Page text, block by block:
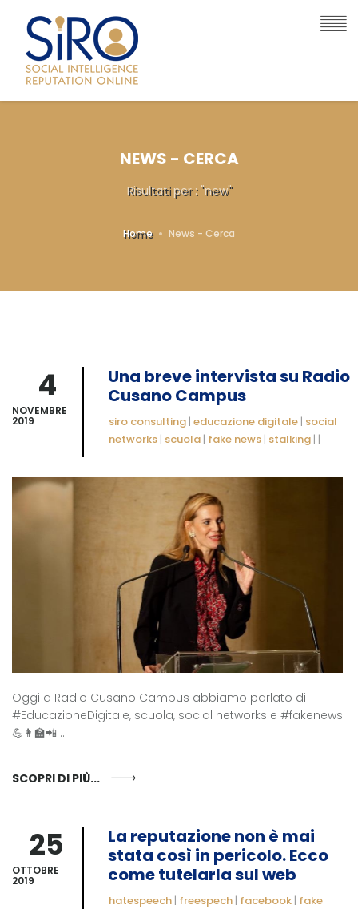
NEWS - CERCA
Risultati per : "new"
Home News - Cerca
4
NOVEMBRE
2019
Una breve intervista su Radio
Cusano Campus
siro consulting | educazione digitale | social
networks | scuola | fake news | stalking | |
Oggi a Radio Cusano Campus abbiamo parlato di
#EducazioneDigitale, scuola, social networks e #fakenews
💪👩‍🏫📲 ...
SCOPRI DI PIÙ...
25
OTTOBRE
2019
La reputazione non è mai
stata così in pericolo. Ecco
come tutelarla sul web
hatespeech | freespech | facebook | fake